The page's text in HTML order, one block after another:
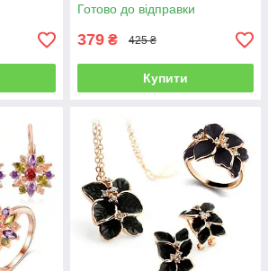
Готово до відправки
379 ₴ 425 ₴
Купити